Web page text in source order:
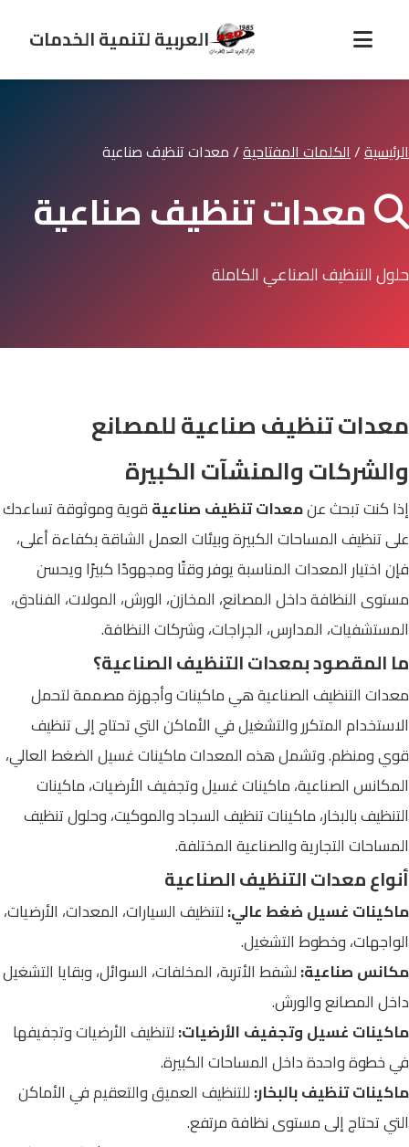
العربية لتنمية الخدمات
الرئيسية/الكلمات المفتاحية/معدات تنظيف صناعية
معدات تنظيف صناعية
حلول التنظيف الصناعي الكاملة
معدات تنظيف صناعية للمصانع
والشركات والمنشآت الكبيرة
إذا كنت تبحث عنمعدات تنظيف صناعيةقوية وموثوقة تساعدك
على تنظيف المساحات الكبيرة وبيئات العمل الشاقة بكفاءة أعلى،
فإن اختيار المعدات المناسبة يوفر وقتًا ومجهودًا كبيرًا ويحسن
مستوى النظافة داخل المصانع، المخازن، الورش، المولات، الفنادق،
المستشفيات، المدارس، الجراجات، وشركات النظافة.
ما المقصود بمعدات التنظيف الصناعية؟
معدات التنظيف الصناعية هي ماكينات وأجهزة مصممة لتحمل
الاستخدام المتكرر والتشغيل في الأماكن التي تحتاج إلى تنظيف
قوي ومنظم. وتشمل هذه المعدات ماكينات غسيل الضغط العالي،
المكانس الصناعية، ماكينات غسيل وتجفيف الأرضيات، ماكينات
التنظيف بالبخار، ماكينات تنظيف السجاد والموكيت، وحلول تنظيف
المساحات التجارية والصناعية المختلفة.
أنواع معدات التنظيف الصناعية
ماكينات غسيل ضغط عالي:لتنظيف السيارات، المعدات، الأرضيات،
الواجهات، وخطوط التشغيل.
مكانس صناعية:لشفط الأتربة، المخلفات، السوائل، وبقايا التشغيل
داخل المصانع والورش.
ماكينات غسيل وتجفيف الأرضيات:لتنظيف الأرضيات وتجفيفها
في خطوة واحدة داخل المساحات الكبيرة.
ماكينات تنظيف بالبخار:للتنظيف العميق والتعقيم في الأماكن
التي تحتاج إلى مستوى نظافة مرتفع.